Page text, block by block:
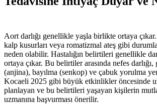
Aort darlığı genellikle yaşla birlikte ortaya
kalp kusurları veya romatizmal ateş gibi
neden olabilir. Hastalığın belirtileri genellikle
ortaya çıkar. Bu belirtiler arasında nefes darlığı,
(anjina), bayılma (senkop) ve çabuk yorulma
Kocaeli 2025 gibi büyük etkinlikler öncesinde
planlayan ve bu belirtileri yaşayan kişilerin
uzmanına başvurması önerilir.